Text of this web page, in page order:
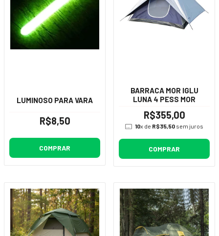
LUMINOSO PARA VARA
R$8,50
COMPRAR
BARRACA MOR IGLU
LUNA 4 PESS MOR
R$355,00
10x de R$35,50sem juros
COMPRAR